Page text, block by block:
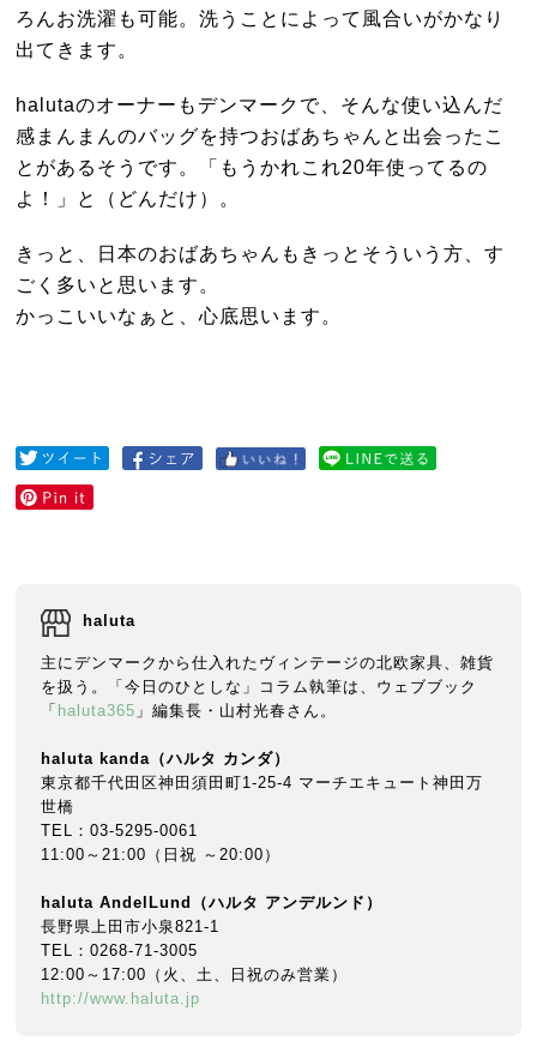
ろんお洗濯も可能。洗うことによって風合いがかなり
出てきます。
halutaのオーナーもデンマークで、そんな使い込んだ
感まんまんのバッグを持つおばあちゃんと出会ったこ
とがあるそうです。「もうかれこれ20年使ってるの
よ！」と（どんだけ）。
きっと、日本のおばあちゃんもきっとそういう方、す
ごく多いと思います。
かっこいいなぁと、心底思います。
haluta
主にデンマークから仕入れたヴィンテージの北欧家具、雑貨
を扱う。「今日のひとしな」コラム執筆は、ウェブブック
「 haluta365 」編集長・山村光春さん。
haluta kanda （ハルタ カンダ）
東京都千代田区神田須田町1-25-4 マーチエキュート神田万
世橋
TEL：03-5295-0061
11:00～21:00（日祝 ～20:00）
haluta AndelLund （ハルタ アンデルンド）
長野県上田市小泉821-1
TEL：0268-71-3005
12:00～17:00（火、土、日祝のみ営業）
http://www.haluta.jp